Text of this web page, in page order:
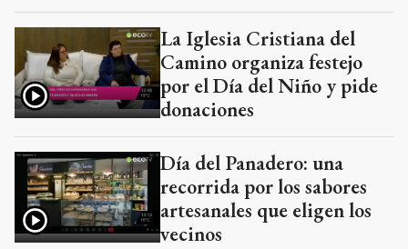
La Iglesia Cristiana del
Camino organiza festejo
por el Día del Niño y pide
donaciones
Día del Panadero: una
recorrida por los sabores
artesanales que eligen los
vecinos